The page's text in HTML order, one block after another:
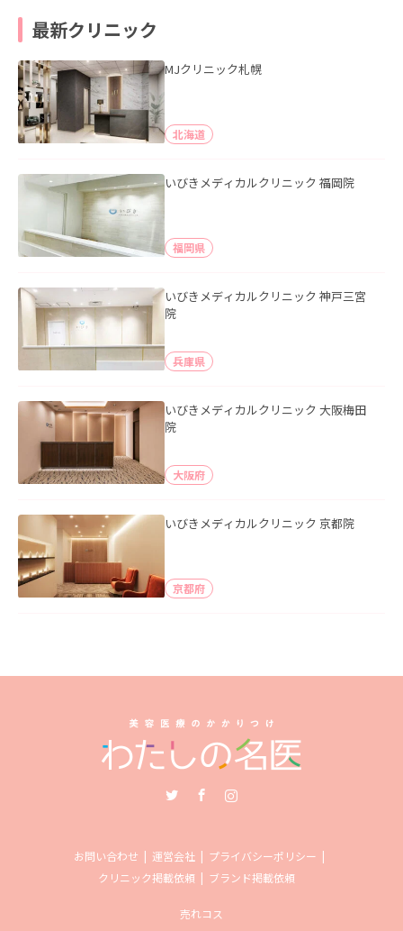
最新クリニック
MJクリニック札幌
北海道
いびきメディカルクリニック 福岡院
福岡県
いびきメディカルクリニック 神戸三宮
院
兵庫県
いびきメディカルクリニック 大阪梅田
院
大阪府
いびきメディカルクリニック 京都院
京都府
お問い合わせ 運営会社
プライバシーポリシー
クリニック掲載依頼
ブランド掲載依頼
売れコス